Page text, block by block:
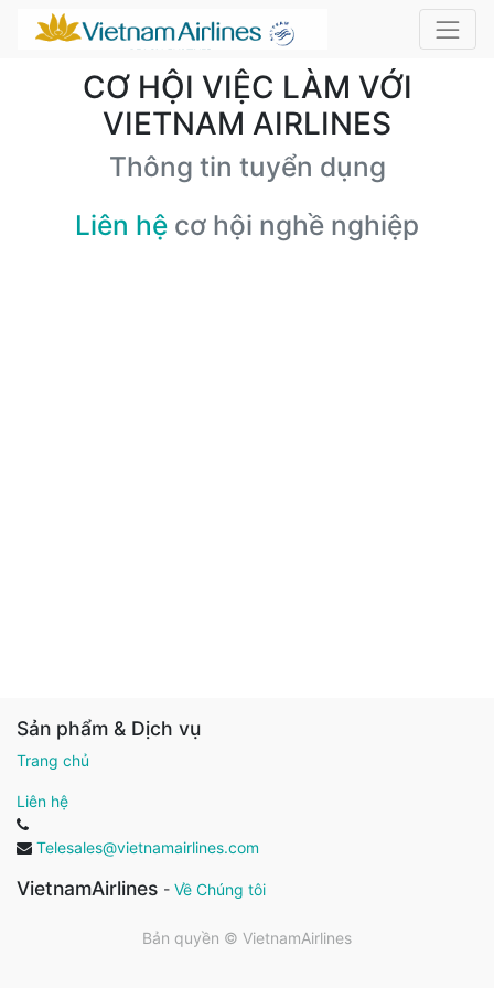
CƠ HỘI VIỆC LÀM VỚI
VIETNAM AIRLINES
Thông tin tuyển dụng
Liên hệ cơ hội nghề nghiệp
Sản phẩm & Dịch vụ
Trang chủ
Liên hệ
Telesales@vietnamairlines.com
VietnamAirlines - Về Chúng tôi
Bản quyền © VietnamAirlines